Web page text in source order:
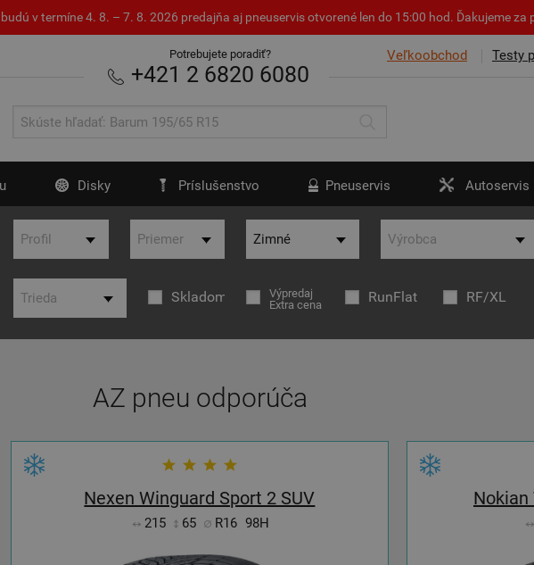
v termíne 4. 8. – 7. 8. 2026 predajňa aj pneuservis otvorené len do 15:00 hod. Ďakujeme za
Veľkoobchod Testy
Potrebujete poradiť?
+421 2 6820 6080
Disky Príslušenstvo Pneuservis Autoservis
Skladom
Výpredaj
Extra cena
RunFlat RF/XL
AZ pneu odporúča
Nexen Winguard Sport 2 SUV
215 65 R16 98H
Nokian